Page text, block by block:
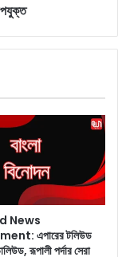
News
এপারের টলিউড
রূপালী পর্দার সেরা